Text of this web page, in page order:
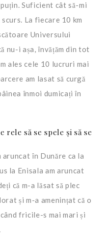
Suficient cât să-mi
La fiecare 10 km
Universului
nu-i așa, învățăm din tot
ales cele 10 lucruri mai
am lasat să curgă
înmoi dumicați în
rele să se spele și să se
aruncat în Dunăre ca la
la Enisala am aruncat
că m-a lăsat să plec
și m-a amenințat că o
fricile-s mai mari și